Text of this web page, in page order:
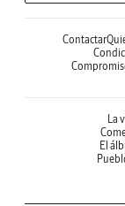
Contactar
La
El